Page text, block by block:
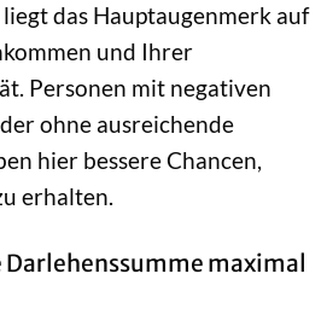
das Hauptaugenmerk auf
und Ihrer
Personen mit negativen
ohne ausreichende
hier bessere Chancen,
erhalten.
Darlehenssumme maximal